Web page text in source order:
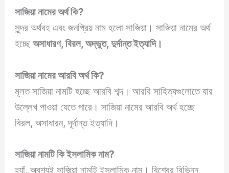
সাজিয়া নামের অর্থ কি?
সুন্দর অর্থবহ এবং জনপ্রিয় নাম হলো সাজিয়া। সাজিয়া নামের অর্থ
হচ্ছেঅসাধারণ, বিরল, অদ্ভুত, দুর্দান্ত ইত্যাদি।
সাজিয়ানামের আরবি অর্থ কি?
মূলত সাজিয়া নামটি হচ্ছে আরবি শব্দ। আরবি সাহিত্যগুলোতে যার
উল্লেখ পাওয়া যেতে পারে। সাজিয়া নামের আরবি অর্থ হচ্ছে
বিরল, অসাধারন, দূর্দান্ত ইত্যাদি।
সাজিয়ানামটি কি ইসলামিক নাম?
হ্যাঁ, অবশ্যই সাজিয়া নামটি ইসলামিক নাম। বিশ্বের বিভিন্ন